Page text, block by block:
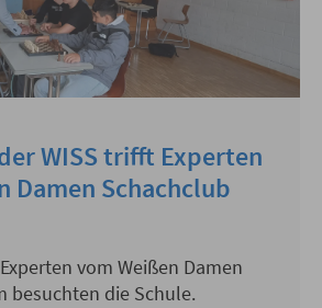
WISS trifft Experten
Damen Schachclub
vom Weißen Damen
besuchten die Schule.